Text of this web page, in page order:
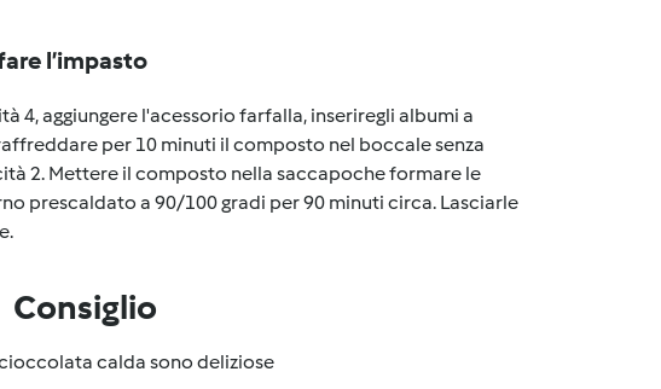
l’impasto
4, aggiungere l'acessorio farfalla, inseriregli albumi a
per 10 minuti il composto nel boccale senza
2. Mettere il composto nella saccapoche formare le
prescaldato a 90/100 gradi per 90 minuti circa. Lasciarle
Consiglio
calda sono deliziose